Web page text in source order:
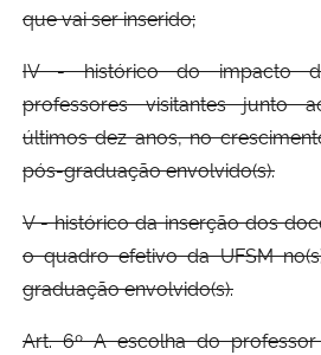
que vai ser inserido;
IV - histórico do impacto
professores visitantes junto
últimos dez anos, no
pós-graduação envolvido(s).
V - histórico da inserção dos
o quadro efetivo da UFSM
graduação envolvido(s).
Art. 6º A escolha do